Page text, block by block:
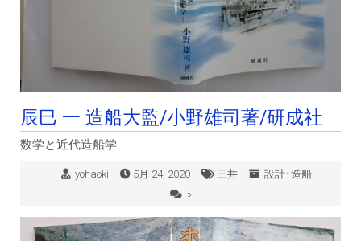
辰巳 一 造船大監/小野雄司著/研成社
数学と近代造船学
yohaoki 5月 24, 2020 三井
設計･造船
»